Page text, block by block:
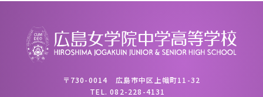
〒730-0014 広島市中区上幟町11-32
TEL.082-228-4131